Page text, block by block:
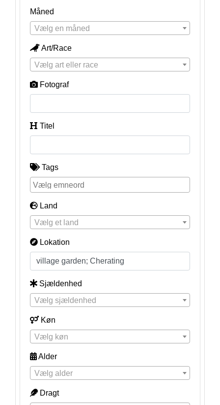
Måned
Vælg en måned
Art/Race
Vælg art eller race
Fotograf
Titel
Tags
Land
Vælg et land
Lokation
Sjældenhed
Vælg sjældenhed
Køn
Vælg køn
Alder
Vælg alder
Dragt